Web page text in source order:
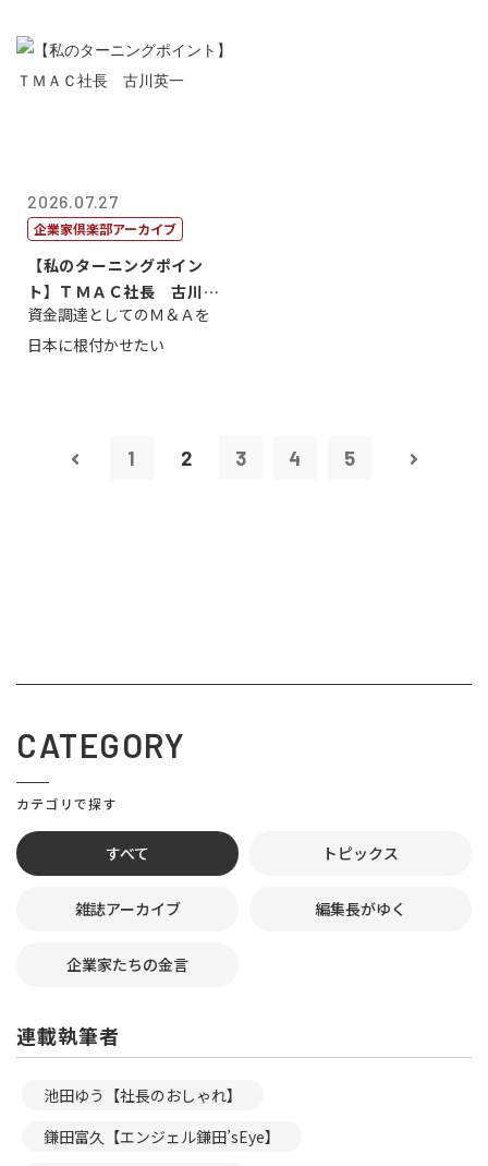
2026.07.27
企業家倶楽部アーカイブ
【私のターニングポイン
ト】ＴＭＡＣ社長 古川英
一
資金調達としてのＭ＆Ａを
日本に根付かせたい
1 2 3 4 5
CATEGORY
カテゴリで探す
すべて トピックス
雑誌アーカイブ 編集長がゆく
企業家たちの金言
連載執筆者
池田ゆう【社長のおしゃれ】
鎌田富久【エンジェル鎌田’sEye】